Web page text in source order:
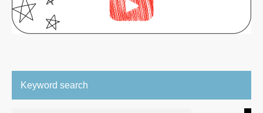
Keyword search